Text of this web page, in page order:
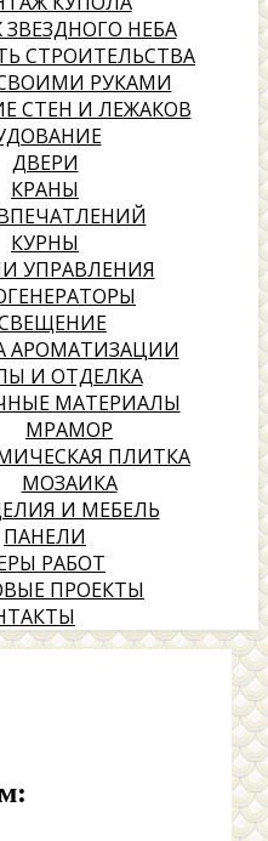
НЕБА
СТРОИТЕЛЬСТВА
РУКАМИ
СТЕН И ЛЕЖАКОВ
ДВЕРИ
КРАНЫ
КУРНЫ
УПРАВЛЕНИЯ
АРОМАТИЗАЦИИ
И ОТДЕЛКА
МАТЕРИАЛЫ
МРАМОР
ПЛИТКА
МОЗАИКА
И МЕБЕЛЬ
ПАНЕЛИ
РАБОТ
ПРОЕКТЫ